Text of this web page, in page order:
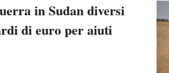
in Sudan diversi
di euro per aiuti